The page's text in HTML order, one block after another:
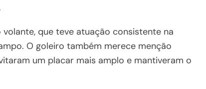
que teve atuação consistente na
O goleiro também merece menção
um placar mais amplo e mantiveram o